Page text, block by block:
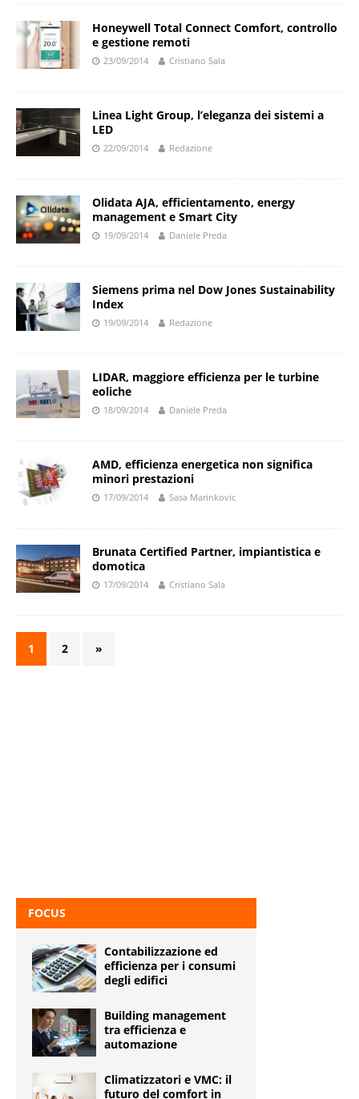
Honeywell Total Connect Comfort, controllo
e gestione remoti
23/09/2014 Cristiano Sala
Linea Light Group, l’eleganza dei sistemi a
LED
22/09/2014 Redazione
Olidata AJA, efficientamento, energy
management e Smart City
19/09/2014 Daniele Preda
Siemens prima nel Dow Jones Sustainability
Index
19/09/2014 Redazione
LIDAR, maggiore efficienza per le turbine
eoliche
18/09/2014 Daniele Preda
AMD, efficienza energetica non significa
minori prestazioni
17/09/2014 Sasa Marinkovic
Brunata Certified Partner, impiantistica e
domotica
17/09/2014 Cristiano Sala
1 2 »
FOCUS
Contabilizzazione ed
efficienza per i consumi
degli edifici
Building management
tra efficienza e
automazione
Climatizzatori e VMC: il
futuro del comfort in